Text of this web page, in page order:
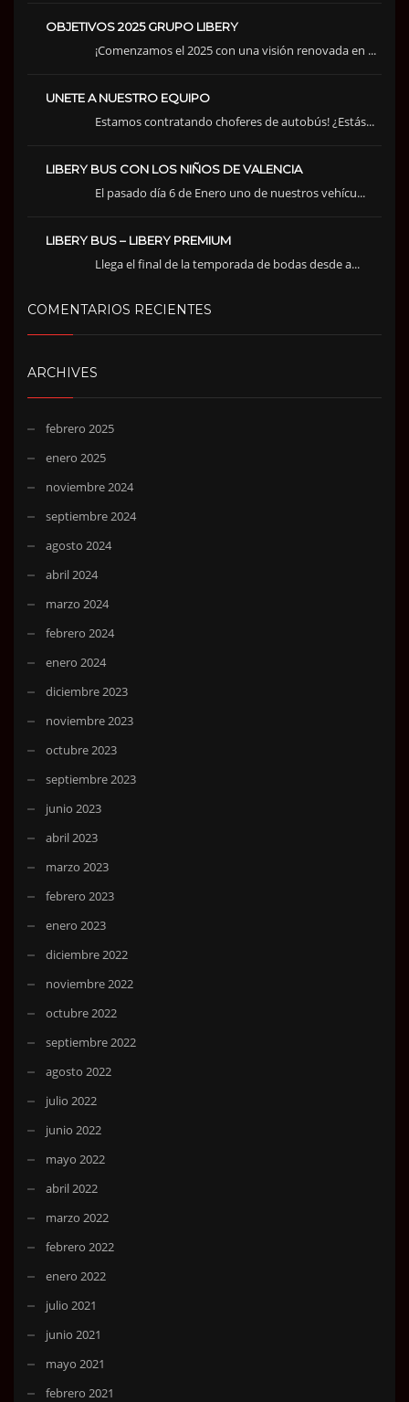
OBJETIVOS 2025 GRUPO LIBERY
¡Comenzamos el 2025 con una visión renovada en ...
UNETE A NUESTRO EQUIPO
Estamos contratando choferes de autobús! ¿Estás...
LIBERY BUS CON LOS NIÑOS DE VALENCIA
El pasado día 6 de Enero uno de nuestros vehícu...
LIBERY BUS – LIBERY PREMIUM
Llega el final de la temporada de bodas desde a...
COMENTARIOS RECIENTES
ARCHIVES
febrero 2025
enero 2025
noviembre 2024
septiembre 2024
agosto 2024
abril 2024
marzo 2024
febrero 2024
enero 2024
diciembre 2023
noviembre 2023
octubre 2023
septiembre 2023
junio 2023
abril 2023
marzo 2023
febrero 2023
enero 2023
diciembre 2022
noviembre 2022
octubre 2022
septiembre 2022
agosto 2022
julio 2022
junio 2022
mayo 2022
abril 2022
marzo 2022
febrero 2022
enero 2022
julio 2021
junio 2021
mayo 2021
febrero 2021